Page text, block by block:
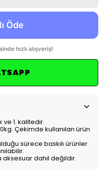
ve 1. kalitedir.
Çekimde kullanılan ürün
sürece baskılı ürünler
aksesuar dahil değildir.